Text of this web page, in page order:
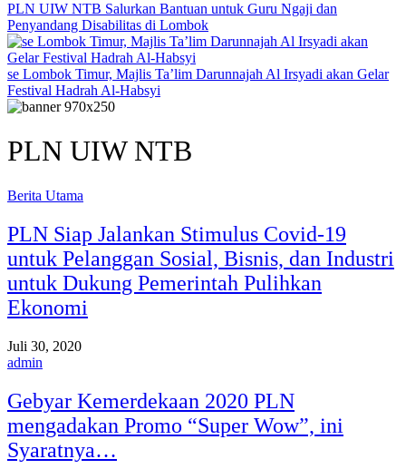
PLN UIW NTB Salurkan Bantuan untuk Guru Ngaji dan
Penyandang Disabilitas di Lombok
se Lombok Timur, Majlis Ta’lim Darunnajah Al Irsyadi akan Gelar
Festival Hadrah Al-Habsyi
PLN UIW NTB
Berita Utama
PLN Siap Jalankan Stimulus Covid-19
untuk Pelanggan Sosial, Bisnis, dan Industri
untuk Dukung Pemerintah Pulihkan
Ekonomi
Juli 30, 2020
admin
Gebyar Kemerdekaan 2020 PLN
mengadakan Promo “Super Wow”, ini
Syaratnya…